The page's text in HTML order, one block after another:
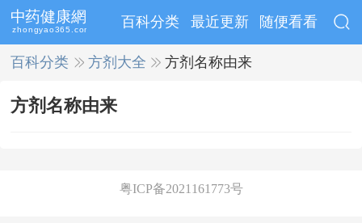
百科分类 最近更新 随便看看
百科分类 >>方剂大全 >>方剂名称由来
方剂名称由来
粤ICP备2021161773号